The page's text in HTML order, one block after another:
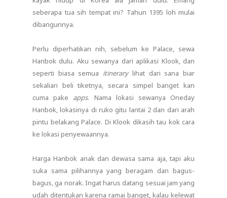
seberapa tua sih tempat ini? Tahun 1395 loh mulai
dibangunnya.
Perlu diperhatikan nih, sebelum ke Palace, sewa
Hanbok dulu. Aku sewanya dari aplikasi Klook, dan
seperti biasa semua itinerarylihat dari sana biar
sekalian beli tiketnya, secara simpel banget kan
cuma pake apps. Nama lokasi sewanya Oneday
Hanbok, lokasinya di ruko gitu lantai 2 dan dari arah
pintu belakang Palace. Di Klook dikasih tau kok cara
ke lokasi penyewaannya.
Harga Hanbok anak dan dewasa sama aja, tapi aku
suka sama pilihannya yang beragam dan bagus-
bagus, ga norak. Ingat harus datang sesuai jam yang
udah ditentukan karena ramai banget, kalau kelewat